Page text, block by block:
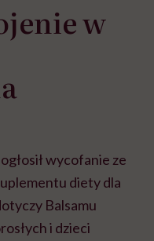
w
wycofanie ze
diety dla
Balsamu
i dzieci